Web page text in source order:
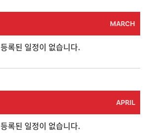
MARCH
등록된 일정이 없습니다.
APRIL
등록된 일정이 없습니다.